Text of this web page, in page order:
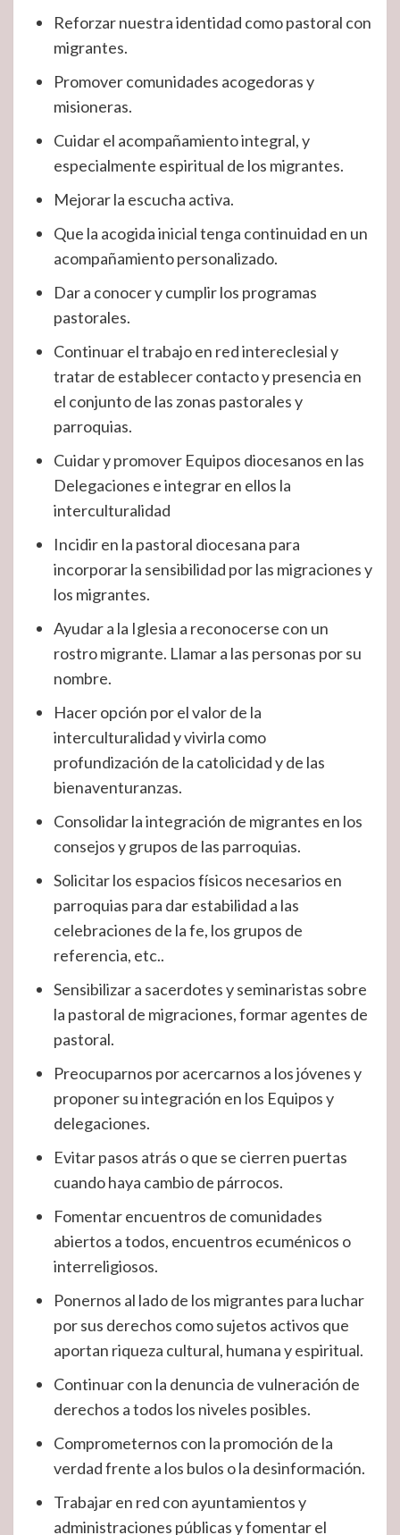
Reforzar nuestra identidad como pastoral con
migrantes.
Promover comunidades acogedoras y
misioneras.
Cuidar el acompañamiento integral, y
especialmente espiritual de los migrantes.
Mejorar la escucha activa.
Que la acogida inicial tenga continuidad en un
acompañamiento personalizado.
Dar a conocer y cumplir los programas
pastorales.
Continuar el trabajo en red intereclesial y
tratar de establecer contacto y presencia en
el conjunto de las zonas pastorales y
parroquias.
Cuidar y promover Equipos diocesanos en las
Delegaciones e integrar en ellos la
interculturalidad
Incidir en la pastoral diocesana para
incorporar la sensibilidad por las migraciones y
los migrantes.
Ayudar a la Iglesia a reconocerse con un
rostro migrante. Llamar a las personas por su
nombre.
Hacer opción por el valor de la
interculturalidad y vivirla como
profundización de la catolicidad y de las
bienaventuranzas.
Consolidar la integración de migrantes en los
consejos y grupos de las parroquias.
Solicitar los espacios físicos necesarios en
parroquias para dar estabilidad a las
celebraciones de la fe, los grupos de
referencia, etc..
Sensibilizar a sacerdotes y seminaristas sobre
la pastoral de migraciones, formar agentes de
pastoral.
Preocuparnos por acercarnos a los jóvenes y
proponer su integración en los Equipos y
delegaciones.
Evitar pasos atrás o que se cierren puertas
cuando haya cambio de párrocos.
Fomentar encuentros de comunidades
abiertos a todos, encuentros ecuménicos o
interreligiosos.
Ponernos al lado de los migrantes para luchar
por sus derechos como sujetos activos que
aportan riqueza cultural, humana y espiritual.
Continuar con la denuncia de vulneración de
derechos a todos los niveles posibles.
Comprometernos con la promoción de la
verdad frente a los bulos o la desinformación.
Trabajar en red con ayuntamientos y
administraciones públicas y fomentar el